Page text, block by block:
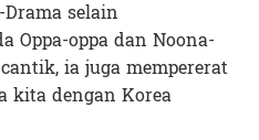
selain
Oppa-oppa dan Noona-
ia juga mempererat
kita dengan Korea